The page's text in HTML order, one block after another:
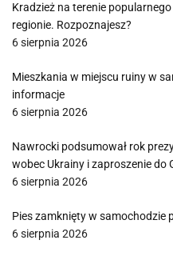
Kradzież na terenie
regionie. Rozpoznajesz?
6 sierpnia 2026
Mieszkania w miejscu ruiny w
informacje
6 sierpnia 2026
Nawrocki podsumował rok
wobec Ukrainy i zaproszenie do
6 sierpnia 2026
Pies zamknięty w samochodzie
6 sierpnia 2026